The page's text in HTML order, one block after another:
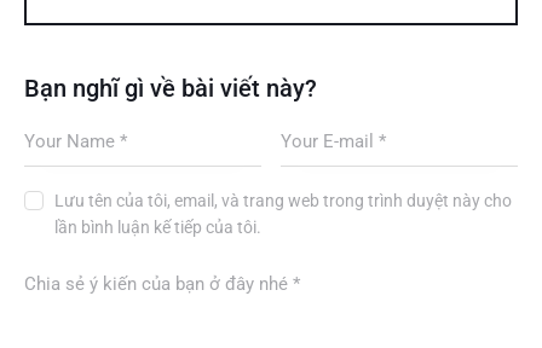
Bạn nghĩ gì về bài viết này?
Lưu tên của tôi, email, và trang web trong trình duyệt này cho
lần bình luận kế tiếp của tôi.